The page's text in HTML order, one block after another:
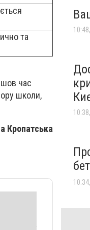
та
час
школи,
Кропатська